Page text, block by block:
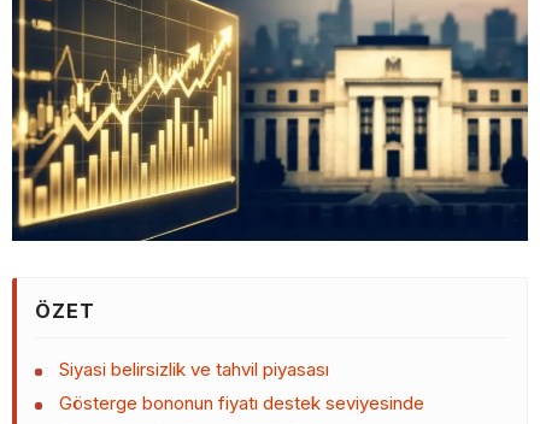
ÖZET
Siyasi belirsizlik ve tahvil piyasası
Gösterge bononun fiyatı destek seviyesinde